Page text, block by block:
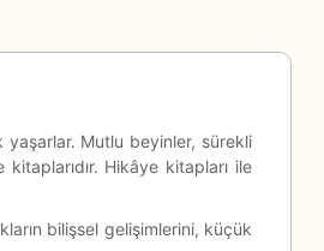
yaşarlar. Mutlu beyinler, sürekli
Hikâye kitapları ile
bilişsel gelişimlerini, küçük